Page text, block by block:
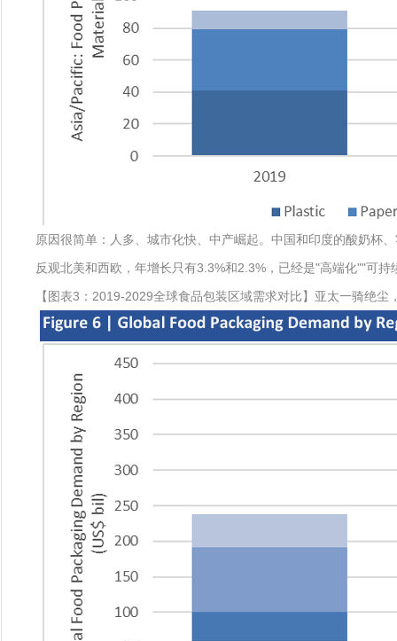
原因很简单：人多、城市化快、中产崛起。中国和印度的酸奶杯
反观北美和西欧，年增长只有3.3%和2.3%，已经是"高端化""可
【图表3：2019-2029全球食品包装区域需求对比】亚太一骑绝尘